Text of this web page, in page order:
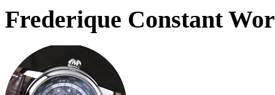
Frederique Constant